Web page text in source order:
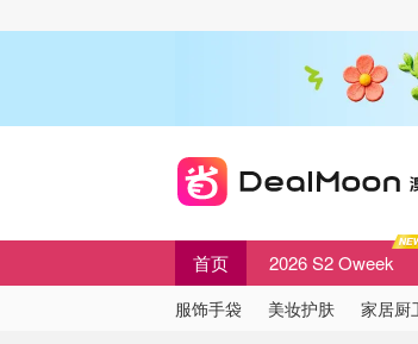
首页 2026 S2 Oweek
服饰手袋 美妆护肤 家居厨